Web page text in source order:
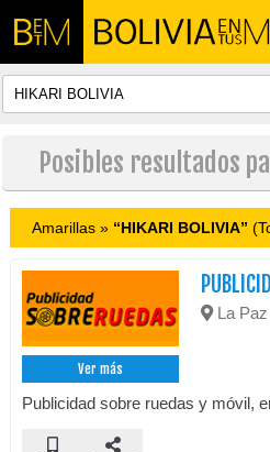
Posibles resultados
Amarillas » “HIKARI BOLIVIA”
Ver más
La Paz
Publicidad sobre ruedas y móvil,